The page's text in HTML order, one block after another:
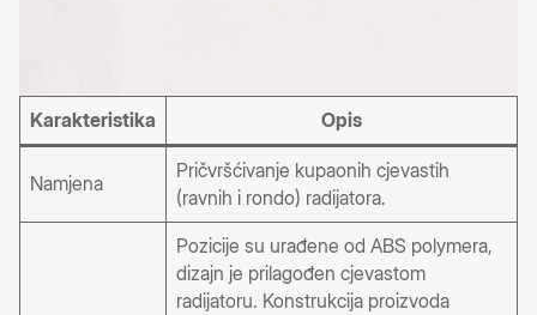
Karakteristika Opis
Namjena
Pričvršćivanje kupaonih cjevastih
(ravnih i rondo) radijatora.
Pozicije su urađene od ABS polymera,
dizajn je prilagođen cjevastom
radijatoru. Konstrukcija proizvoda